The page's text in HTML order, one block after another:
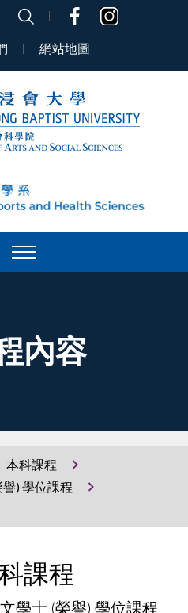
網站地圖
內容
本科課程
) 學位課程
課程
學士 (榮譽) 學位課程